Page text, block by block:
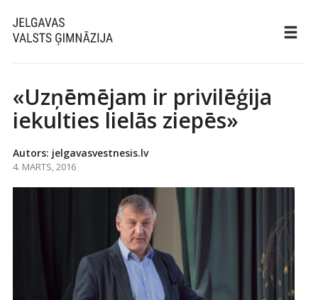
«Uzņēmējam ir privilēģija
iekulties lielās ziepēs»
Autors: jelgavasvestnesis.lv
4. MARTS, 2016